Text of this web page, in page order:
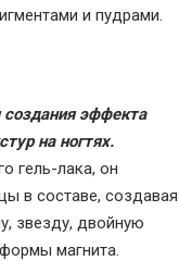
и пудрами.
эффекта
на ногтях.
гель-лака, он
в составе, создавая
звезду, двойную
магнита.